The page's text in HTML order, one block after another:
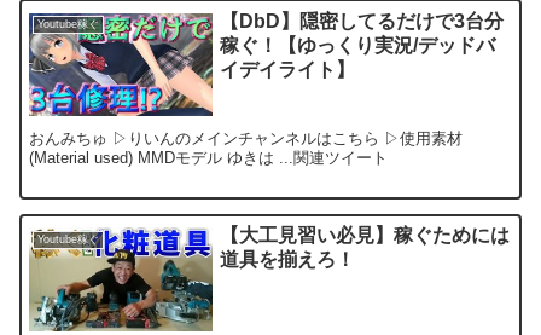
Youtube稼ぐ
【DbD】隠密してるだけで3台分
稼ぐ！【ゆっくり実況/デッドバ
イデイライト】
おんみちゅ ▷りいんのメインチャンネルはこちら ▷使用素材
(Material used) MMDモデル ゆきは ...関連ツイート
Youtube稼ぐ
【大工見習い必見】稼ぐためには
道具を揃えろ！